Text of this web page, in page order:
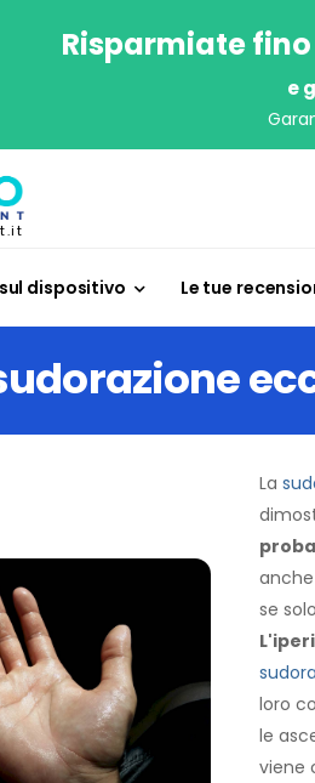
Risparmiate
e
dispositivo Le tue
La
se
loro
le
viene